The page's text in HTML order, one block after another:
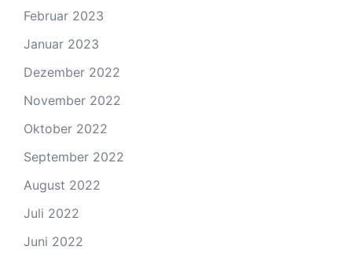
Februar 2023
Januar 2023
Dezember 2022
November 2022
Oktober 2022
September 2022
August 2022
Juli 2022
Juni 2022